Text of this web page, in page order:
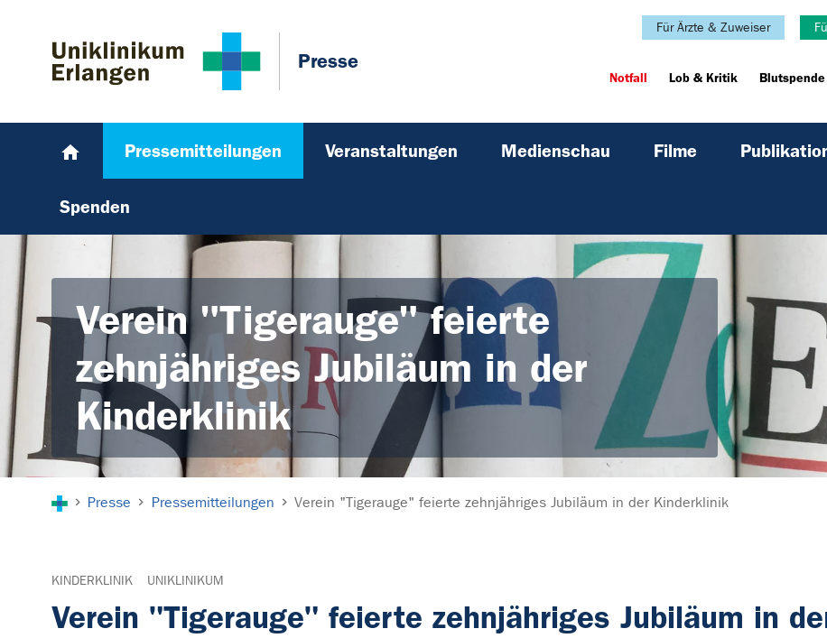
Presse
Für Ärzte & Zuweiser
Notfall Lob & Kritik Blutspende
Pressemitteilungen Veranstaltungen Medienschau Filme
Spenden
Verein "Tigerauge" feierte
zehnjähriges Jubiläum in der
Kinderklinik
Presse Pressemitteilungen Verein "Tigerauge" feierte zehnjähriges Jubiläum in der Kinderklinik
KINDERKLINIK UNIKLINIKUM
Verein "Tigerauge" feierte zehnjähriges Jubiläum in